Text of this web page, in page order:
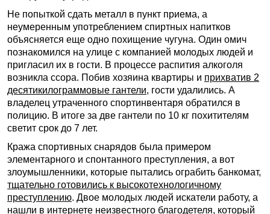
Не попыткой сдать металл в пункт приема, а
неумеренным употреблением спиртных напитков
объясняется еще одно похищение чугуна. Один омич
познакомился на улице с компанией молодых людей и
пригласил их в гости. В процессе распития алкоголя
возникла ссора. Побив хозяина квартиры и прихватив 2
десятикилограммовые гантели, гости удалились. А
владелец утраченного спортинвентаря обратился в
полицию. В итоге за две гантели по 10 кг похитителям
светит срок до 7 лет.
Кража спортивных снарядов была примером
элементарного и спонтанного преступления, а вот
злоумышленники, которые пытались ограбить банкомат,
тщательно готовились к высокотехнологичному
преступлению. Двое молодых людей искатели работу, а
нашли в интернете неизвестного благодетеля, который